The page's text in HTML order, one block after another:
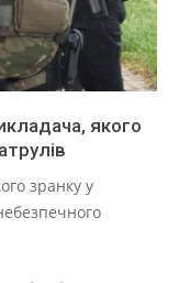
якого
зранку у